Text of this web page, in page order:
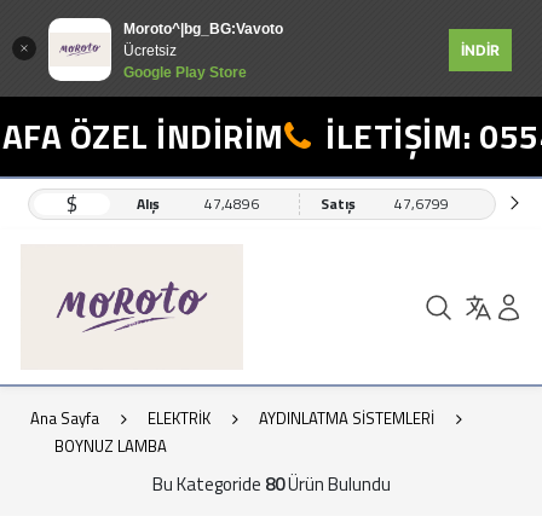
Moroto^|bg_BG:Vavoto
Ücretsiz
Google Play Store
İNDİR
İNDİRİM İLETİŞİM: 0554
$ Alış 47,4896 Satış 47,6799
Ana Sayfa ELEKTRİK
AYDINLATMA SİSTEMLERİ
BOYNUZ LAMBA
Bu Kategoride 80Ürün Bulundu